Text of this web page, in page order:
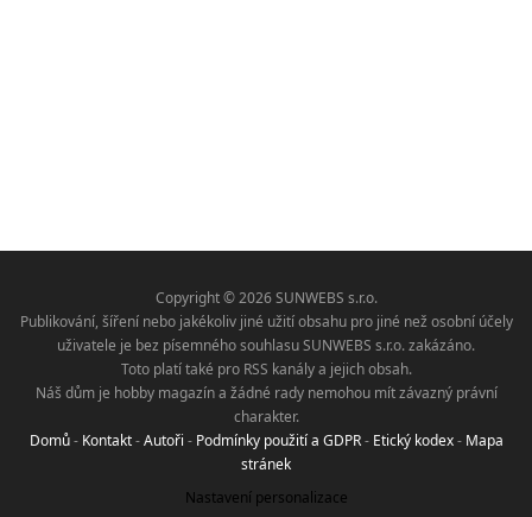
Copyright © 2026 SUNWEBS s.r.o.
Publikování, šíření nebo jakékoliv jiné užití obsahu pro jiné než osobní účely
uživatele je bez písemného souhlasu SUNWEBS s.r.o. zakázáno.
Toto platí také pro RSS kanály a jejich obsah.
Náš dům je hobby magazín a žádné rady nemohou mít závazný právní
charakter.
Domů- Kontakt-Autoři - Podmínky použití a GDPR- Etický kodex- Mapa
stránek
Nastavení personalizace